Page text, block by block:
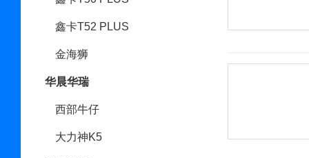
鑫卡T52 PLUS
金海狮
华晨华瑞
西部牛仔
大力神K5